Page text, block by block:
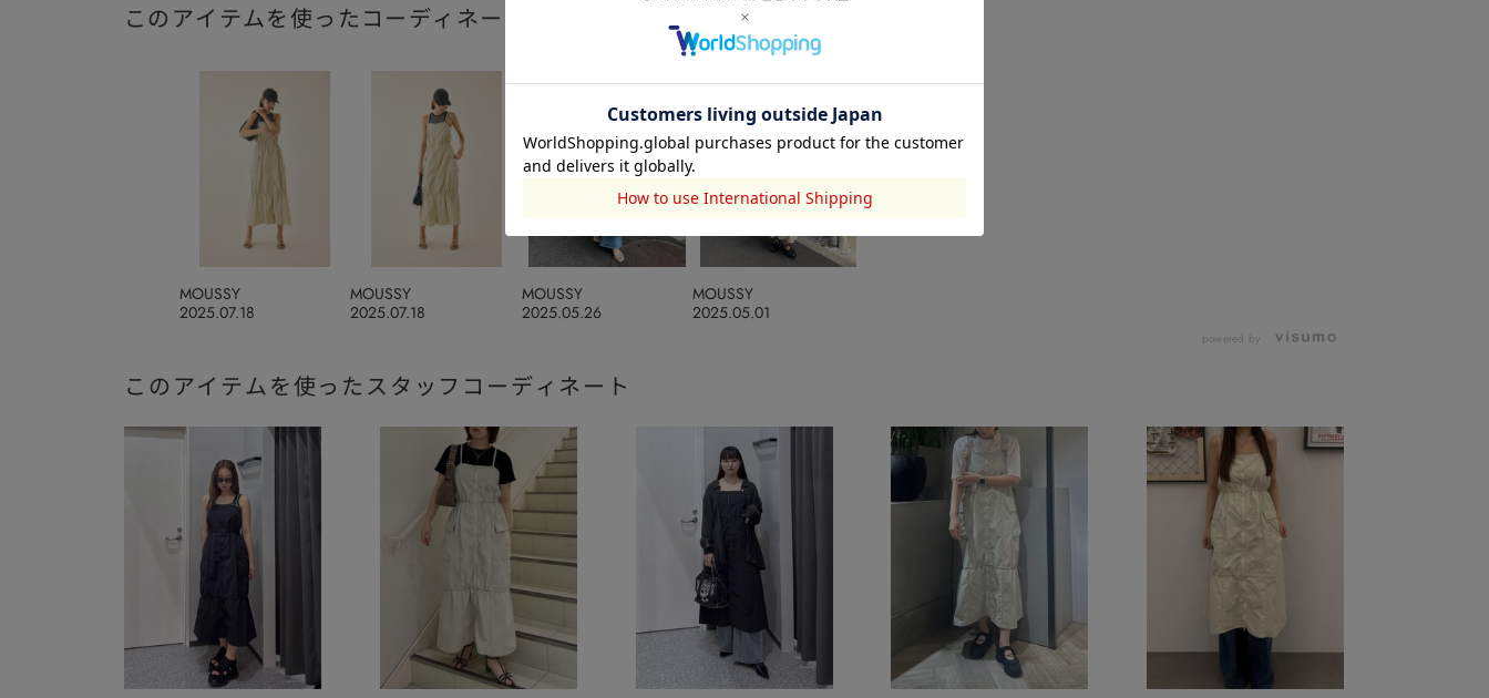
このアイテムを使ったコーディネート
2025.07.18
MOUSSY
2025.07.18
MOUSSY
2025.05.26
MOUSSY
2025.05.01
MOUSSY
powered by
このアイテムを使ったスタッフコーディネート